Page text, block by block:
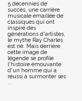
5 décennies de
succès, une carrière
musicale émaillée de
classiques qui ont
inspiré des
générations d'artistes,
le mythe Ray Charles
est né. Mais derrière
cette image de
légende se profile
l'histoire émouvante
d'un homme qui a
réussi à surmonter ses
...